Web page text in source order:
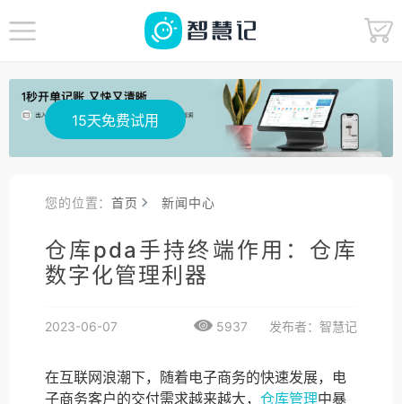
15天免费试用
您的位置：首页 新闻中心
仓库pda手持终端作用：仓库
数字化管理利器
2023-06-07 5937 发布者：智慧记
在互联网浪潮下，随着电子商务的快速发展，电
子商务客户的交付需求越来越大， 仓库管理中暴